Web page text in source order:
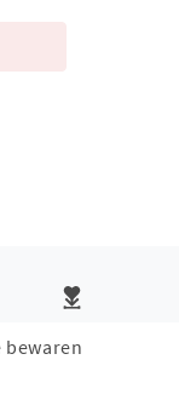
bewaren